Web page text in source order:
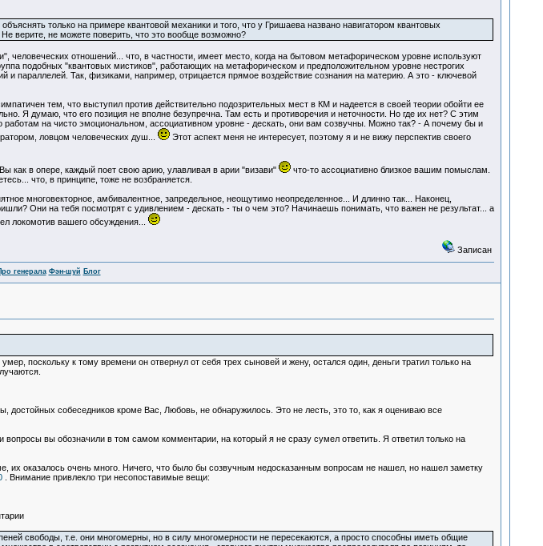
только на примере квантовой механики и того, что у Гришаева названо навигатором квантовых
верите, не можете поверить, что это вообще возможно?
отношений... что, в частности, имеет место, когда на бытовом метафорическом уровне используют
подобных "квантовых мистиков", работающих на метафорическом и предположительном уровне нестрогих
параллелей. Так, физиками, например, отрицается прямое воздействие сознания на материю. А это - ключевой
тем, что выступил против действительно подозрительных мест в КМ и надеется в своей теории обойти ее
Я думаю, что его позиция не вполне безупречна. Там есть и противоречия и неточности. Но где их нет? С этим
работам на чисто эмоциональном, ассоциативном уровне - дескать, они вам созвучны. Можно так? - А почему бы и
ловцом человеческих душ...
Этот аспект меня не интересует, поэтому я и не вижу перспектив своего
как в опере, каждый поет свою арию, улавливая в арии "визави"
что-то ассоциативно близкое вашим помыслам.
что, в принципе, тоже не возбраняется.
многовекторное, амбивалентное, запредельное, неощутимо неопределенное... И длинно так... Наконец,
Они на тебя посмотрят с удивлением - дескать - ты о чем это? Начинаешь понимать, что важен не результат... а
локомотив вашего обсуждения...
Записан
генерала Фэн-шуй Блог
поскольку к тому времени он отвернул от себя трех сыновей и жену, остался один, деньги тратил только на
достойных собеседников кроме Вас, Любовь, не обнаружилось. Это не лесть, это то, как я оцениваю все
вы обозначили в том самом комментарии, на который я не сразу сумел ответить. Я ответил только на
оказалось очень много. Ничего, что было бы созвучным недосказанным вопросам не нашел, но нашел заметку
. Внимание привлекло три несопоставимые вещи:
свободы, т.е. они многомерны, но в силу многомерности не пересекаются, а просто способны иметь общие